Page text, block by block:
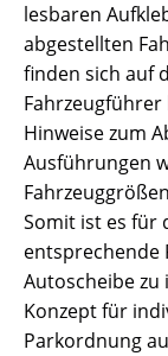
lesbaren
abgestellten
finden sich auf
Hinweise zum
Ausführungen
Somit ist es für
entsprechende
Autoscheibe zu
Konzept für
Parkordnung